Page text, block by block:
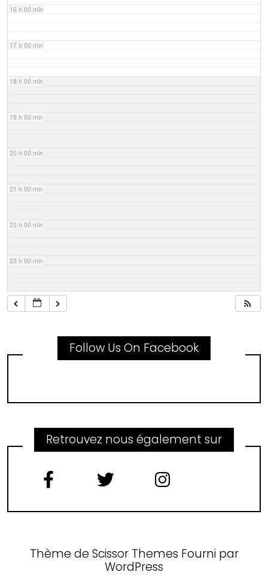
16 h 00 min
17 h 00 min
18 h 00 min
19 h 00 min
20 h 00 min
21 h 00 min
22 h 00 min
23 h 00 min
Follow Us On Facebook
Retrouvez nous également sur
Thème de Scissor Themes Fourni par
WordPress